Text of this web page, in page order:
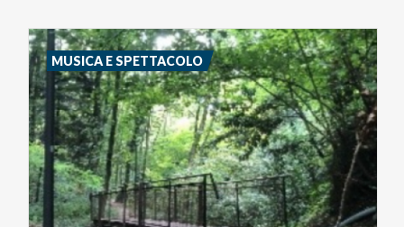
MUSICA E SPETTACOLO